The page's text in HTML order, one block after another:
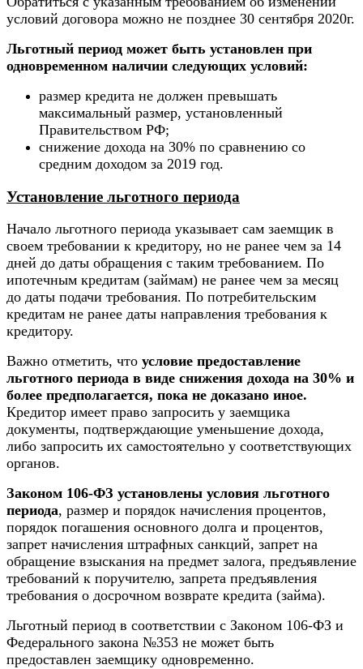
условий договора можно не позднее 30 сентября 2020г.
Льготный период может быть установлен при
одновременном наличии следующих условий:
размер кредита не должен превышать
максимальный размер, установленный
Правительством РФ;
снижение дохода на 30% по сравнению со
средним доходом за 2019 год.
Установление льготного периода
Начало льготного периода указывает сам заемщик в
своем требовании к кредитору, но не ранее чем за 14
дней до даты обращения с таким требованием. По
ипотечным кредитам (займам) не ранее чем за месяц
до даты подачи требования. По потребительским
кредитам не ранее даты направления требования к
кредитору.
Важно отметить, что условие предоставление
льготного периода в виде снижения дохода на 30% и
более предполагается, пока не доказано иное.
Кредитор имеет право запросить у заемщика
документы, подтверждающие уменьшение дохода,
либо запросить их самостоятельно у соответствующих
органов.
Законом 106-ФЗ установлены условия льготного
периода, размер и порядок начисления процентов,
порядок погашения основного долга и процентов,
запрет начисления штрафных санкций, запрет на
обращение взыскания на предмет залога, предъявление
требований к поручителю, запрета предъявления
требования о досрочном возврате кредита (займа).
Льготный период в соответствии с Законом 106-ФЗ и
Федерального закона №353 не может быть
предоставлен заемщику одновременно.